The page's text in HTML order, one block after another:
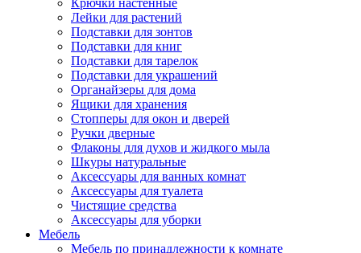
Крючки настенные
Лейки для растений
Подставки для зонтов
Подставки для книг
Подставки для тарелок
Подставки для украшений
Органайзеры для дома
Ящики для хранения
Стопперы для окон и дверей
Ручки дверные
Флаконы для духов и жидкого мыла
Шкуры натуральные
Аксессуары для ванных комнат
Аксессуары для туалета
Чистящие средства
Аксессуары для уборки
Мебель
Мебель по принадлежности к комнате